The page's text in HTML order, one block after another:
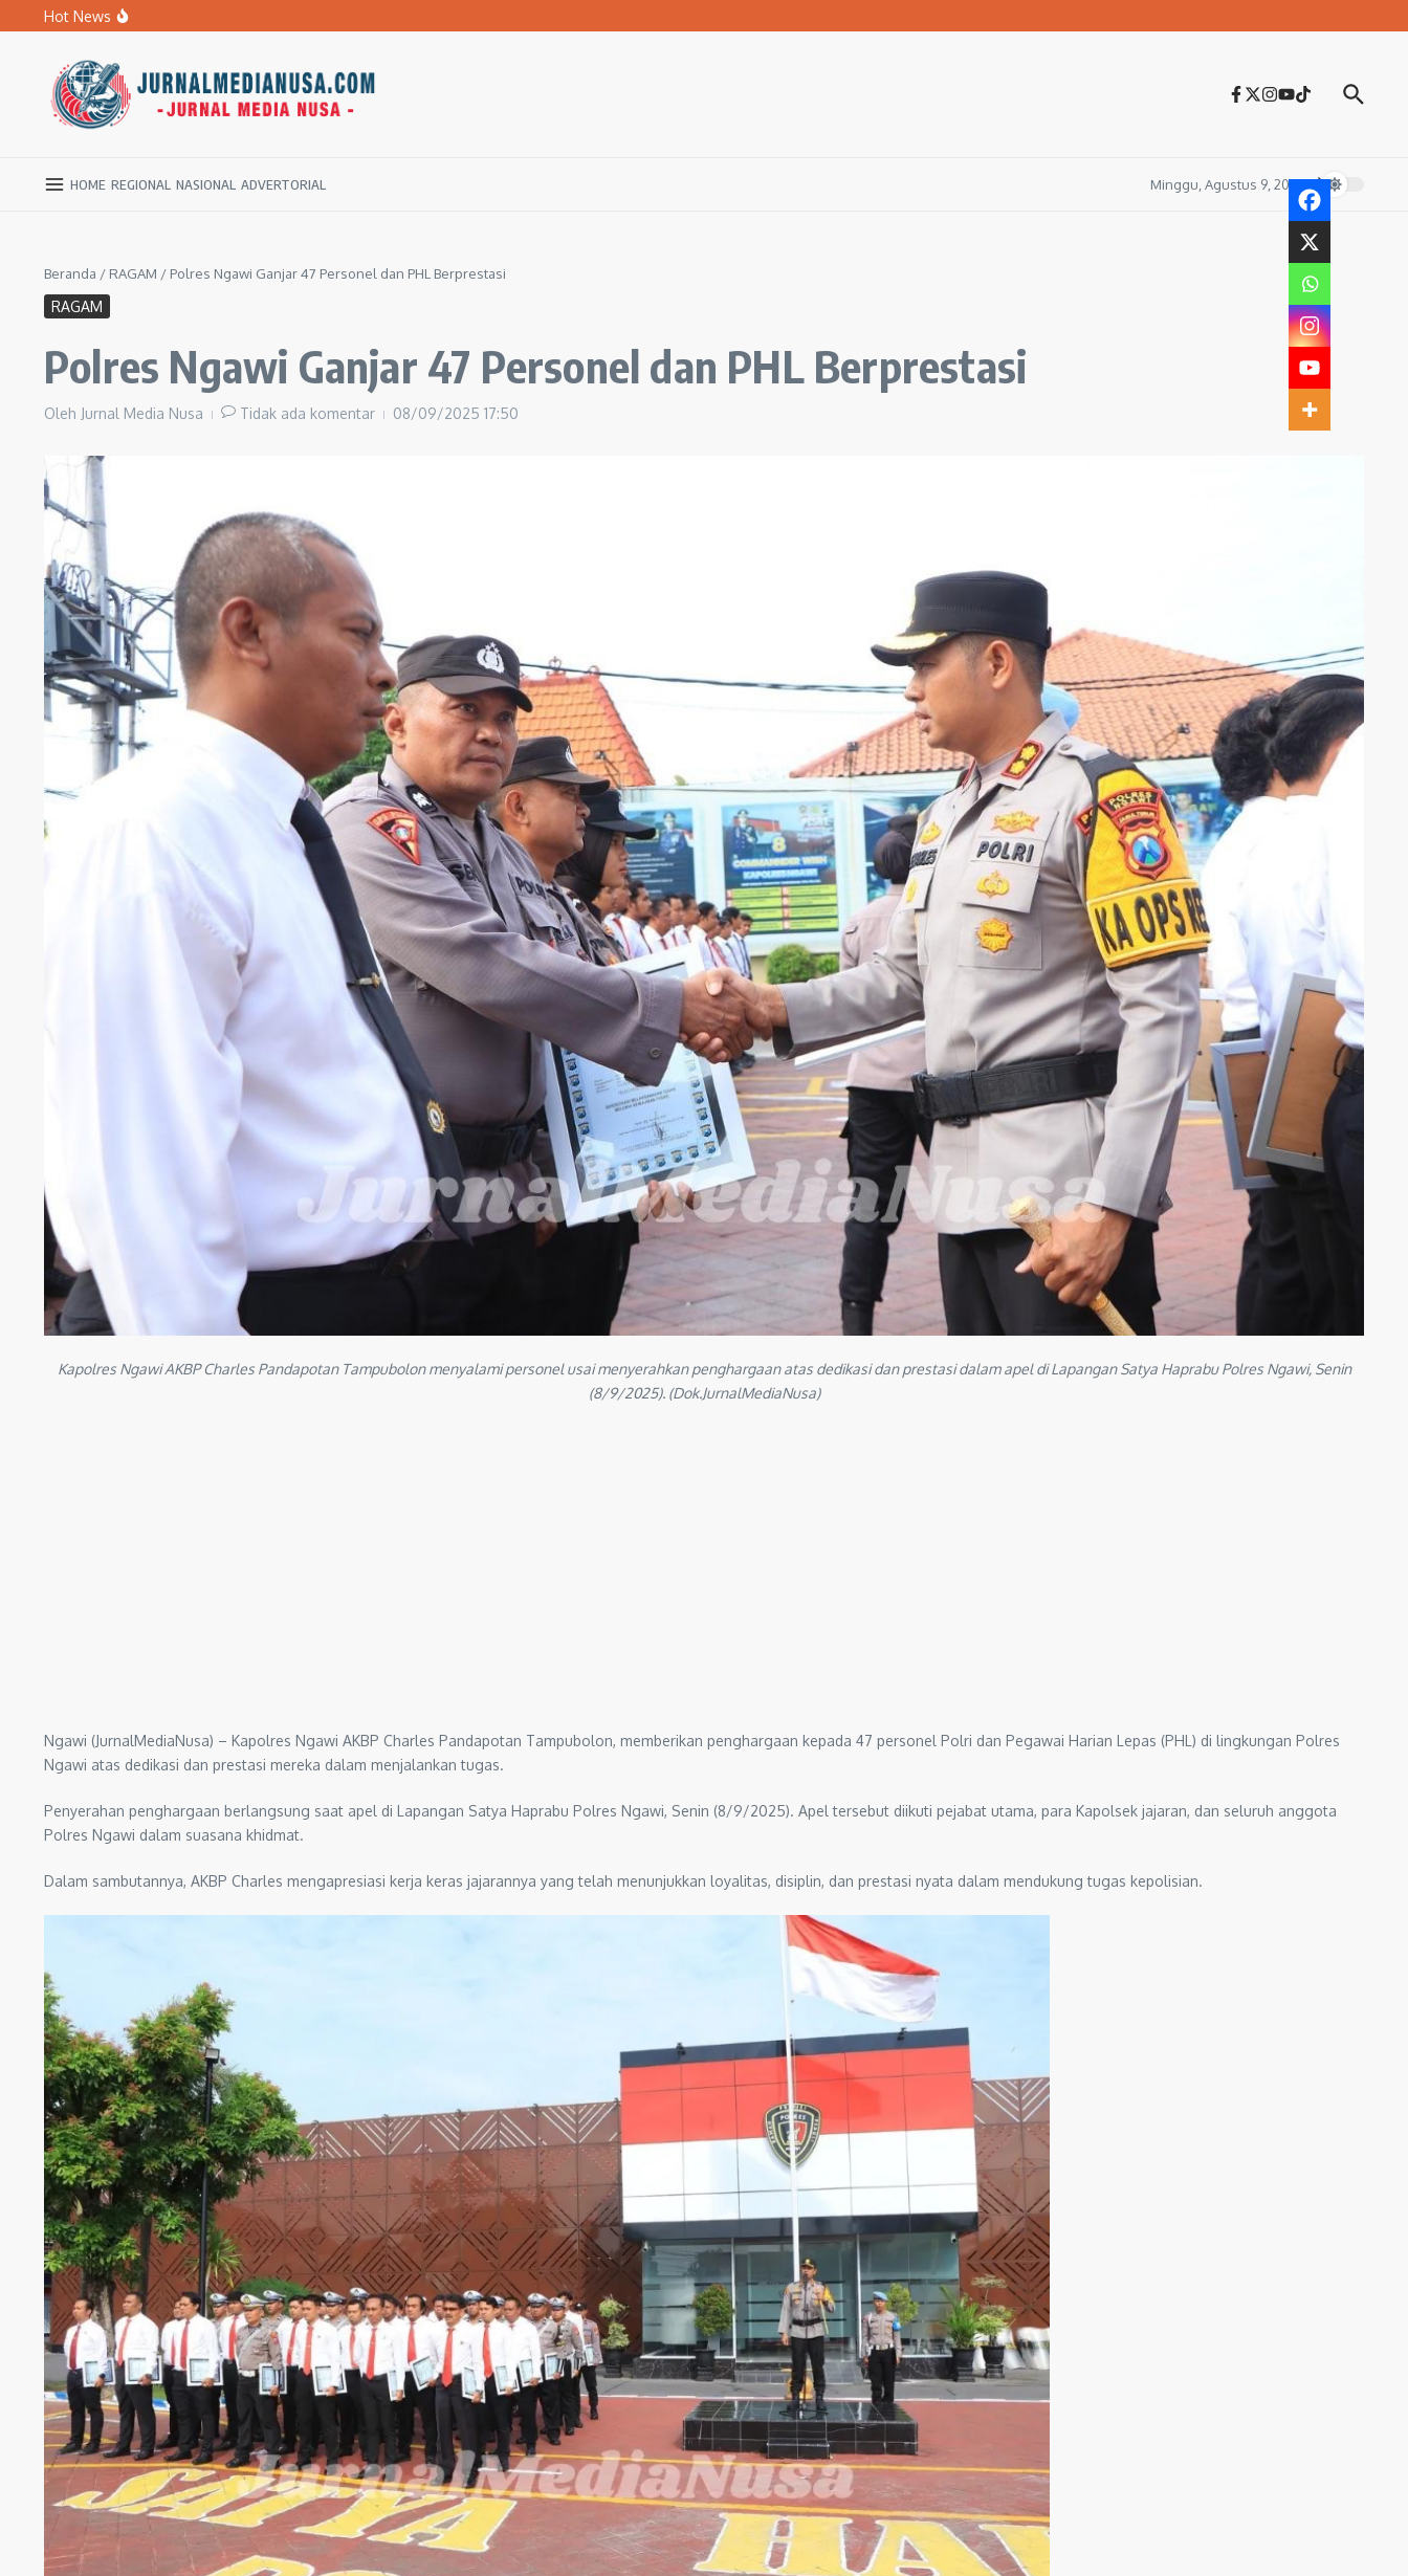
Lewati ke konten
Hot News
BPBD Ngawi Mulai Distribusikan Air Bersih untuk Ratusan Warga Terdampak Kekeringan
HOME REGIONAL NASIONAL ADVERTORIAL Minggu, Agustus 9, 2026
Beranda / RAGAM / Polres Ngawi Ganjar 47 Personel dan PHL Berprestasi
RAGAM
Polres Ngawi Ganjar 47 Personel dan PHL Berprestasi
Oleh Jurnal Media Nusa Tidak ada komentar 08/09/2025 17:50
Kapolres Ngawi AKBP Charles Pandapotan Tampubolon menyalami personel usai menyerahkan penghargaan atas dedikasi dan prestasi dalam apel di Lapangan Satya Haprabu Polres Ngawi, Senin
(8/9/2025). (Dok.JurnalMediaNusa)
Ngawi (JurnalMediaNusa) – Kapolres Ngawi AKBP Charles Pandapotan Tampubolon, memberikan penghargaan kepada 47 personel Polri dan Pegawai Harian Lepas (PHL) di lingkungan Polres
Ngawi atas dedikasi dan prestasi mereka dalam menjalankan tugas.
Penyerahan penghargaan berlangsung saat apel di Lapangan Satya Haprabu Polres Ngawi, Senin (8/9/2025). Apel tersebut diikuti pejabat utama, para Kapolsek jajaran, dan seluruh anggota
Polres Ngawi dalam suasana khidmat.
Dalam sambutannya, AKBP Charles mengapresiasi kerja keras jajarannya yang telah menunjukkan loyalitas, disiplin, dan prestasi nyata dalam mendukung tugas kepolisian.